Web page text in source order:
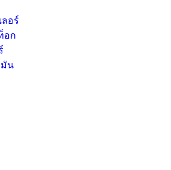
อร์
อก
มัน